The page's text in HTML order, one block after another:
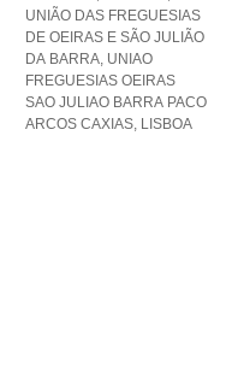
UNIÃO DAS FREGUESIAS
DE OEIRAS E SÃO JULIÃO
DA BARRA, UNIAO
FREGUESIAS OEIRAS
SAO JULIAO BARRA PACO
ARCOS CAXIAS, LISBOA